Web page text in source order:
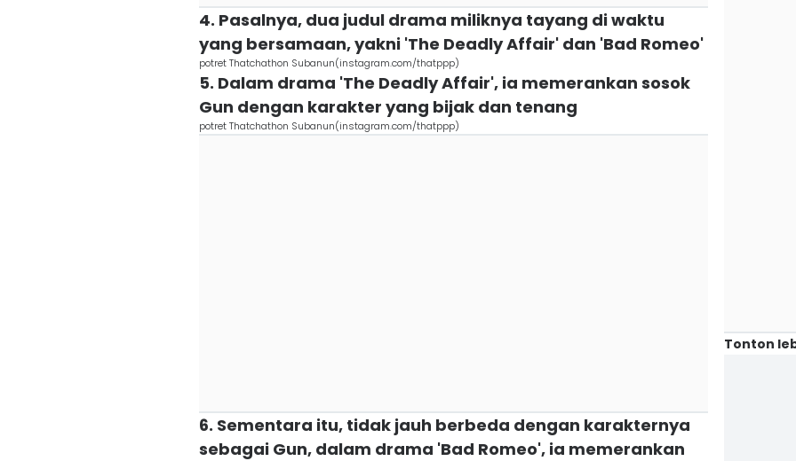
4. Pasalnya, dua judul drama miliknya tayang di waktu
yang bersamaan, yakni 'The Deadly Affair' dan 'Bad Romeo'
potret Thatchathon Subanun(instagram.com/thatppp)
5. Dalam drama 'The Deadly Affair', ia memerankan sosok
Gun dengan karakter yang bijak dan tenang
potret Thatchathon Subanun(instagram.com/thatppp)
6. Sementara itu, tidak jauh berbeda dengan karakternya
sebagai Gun, dalam drama 'Bad Romeo', ia memerankan
Tonton